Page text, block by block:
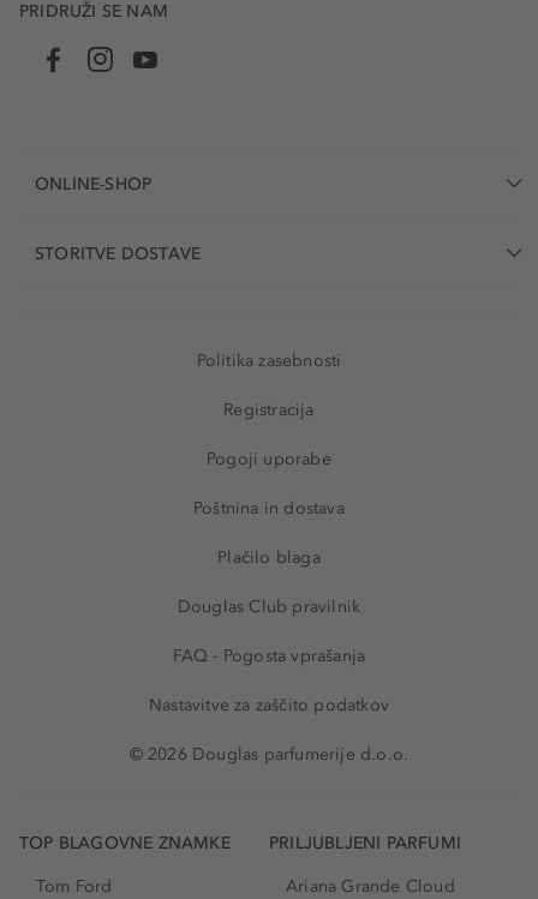
PRIDRUŽI SE NAM
ONLINE-SHOP
STORITVE DOSTAVE
Politika zasebnosti
Registracija
Pogoji uporabe
Poštnina in dostava
Plačilo blaga
Douglas Club pravilnik
FAQ - Pogosta vprašanja
Nastavitve za zaščito podatkov
© 2026 Douglas parfumerije d.o.o.
TOP BLAGOVNE ZNAMKE
Tom Ford
PRILJUBLJENI PARFUMI
Ariana Grande Cloud